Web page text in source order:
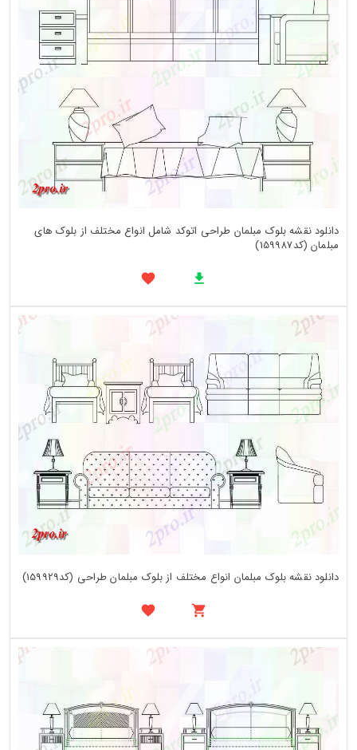
دانلود نقشه بلوک مبلمان طراحی اتوکد شامل انواع مختلف از بلوک های
مبلمان (کد159987)
دانلود نقشه بلوک مبلمان انواع مختلف از بلوک مبلمان طراحی (کد159929)